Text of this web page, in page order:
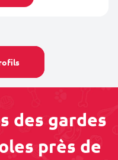
des gardes
près de